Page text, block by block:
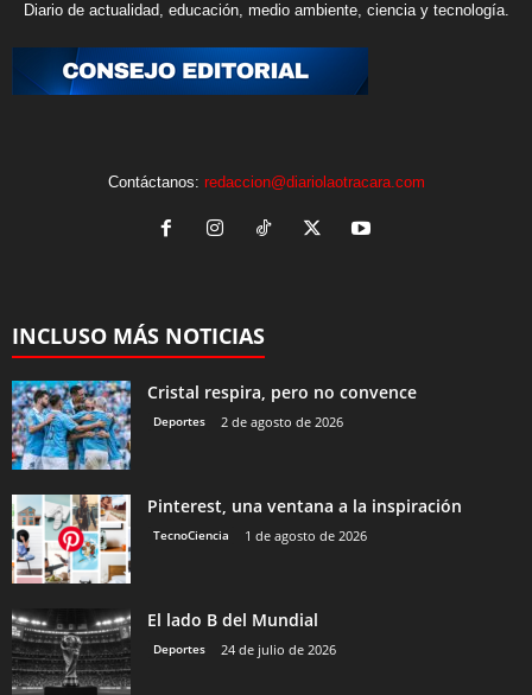
Diario de actualidad, educación, medio ambiente, ciencia y tecnología.
Contáctanos: redaccion@diariolaotracara.com
INCLUSO MÁS NOTICIAS
Cristal respira, pero no convence
Deportes 2 de agosto de 2026
Pinterest, una ventana a la inspiración
TecnoCiencia 1 de agosto de 2026
El lado B del Mundial
Deportes 24 de julio de 2026